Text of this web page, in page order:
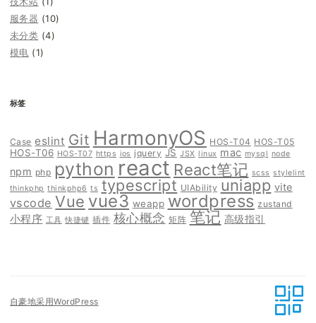
服务器 (10)
未分类 (4)
模电 (1)
标签
Case eslint Git HarmonyOS HOS-T04 HOS-T05
HOS-T06 HOS-T07 https ios jquery JS JSX linux mac mysql node
npm php python react React笔记 scss stylelint
thinkphp thinkphp6 ts typescript UIAbility uniapp vite
vscode Vue vue3 weapp wordpress zustand
小程序 工具 快捷键 插件 核心概念 矩阵 笔记 高级指引
自豪地采用WordPress